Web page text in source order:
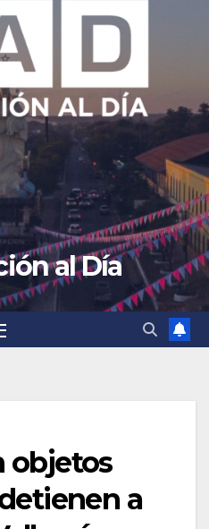
al Día
objetos
a